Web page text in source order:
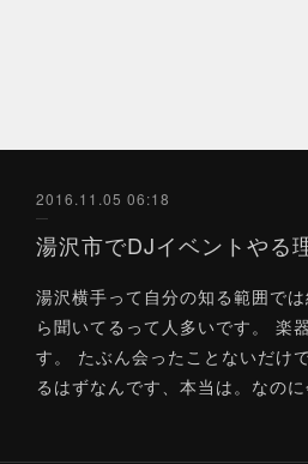
2016.11.05 06:18
湯沢市でDJイベントやる
湯沢横手って自分の知る範囲で
ら聞いてるって人多いです。 楽
す。 たぶん会ったことないだけ
るはずなんです、本当は。なの